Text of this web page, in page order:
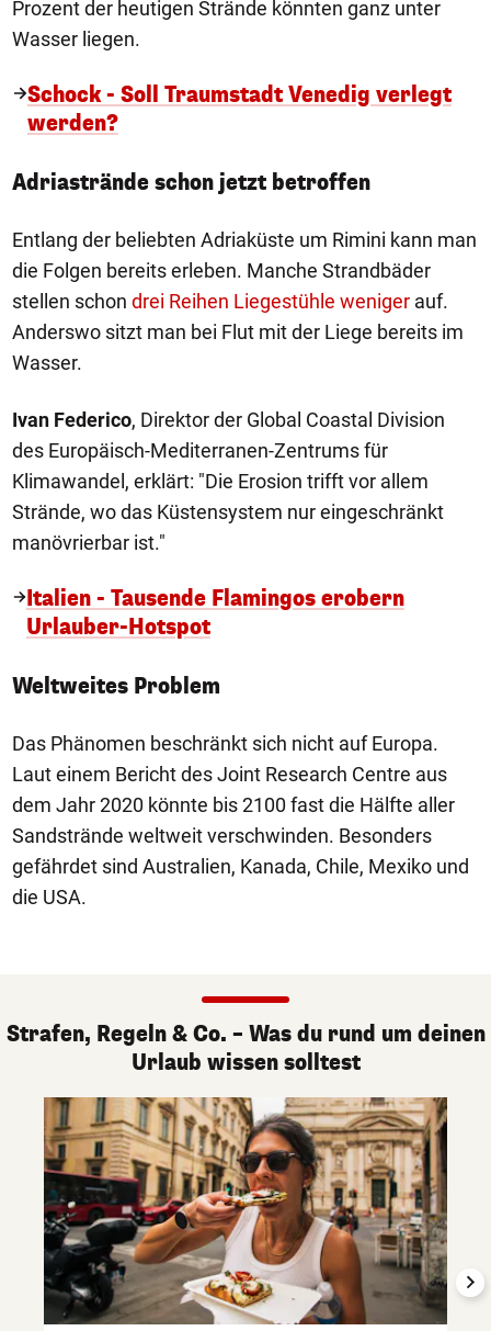
Prozent der heutigen Strände könnten ganz unter
Wasser liegen.
Schock - Soll Traumstadt Venedig verlegt
werden?
Adriastrände schon jetzt betroffen
Entlang der beliebten Adriaküste um Rimini kann man
die Folgen bereits erleben. Manche Strandbäder
stellen schon drei Reihen Liegestühle weniger auf.
Anderswo sitzt man bei Flut mit der Liege bereits im
Wasser.
Ivan Federico, Direktor der Global Coastal Division
des Europäisch-Mediterranen-Zentrums für
Klimawandel, erklärt: "Die Erosion trifft vor allem
Strände, wo das Küstensystem nur eingeschränkt
manövrierbar ist."
Italien - Tausende Flamingos erobern
Urlauber-Hotspot
Weltweites Problem
Das Phänomen beschränkt sich nicht auf Europa.
Laut einem Bericht des Joint Research Centre aus
dem Jahr 2020 könnte bis 2100 fast die Hälfte aller
Sandstrände weltweit verschwinden. Besonders
gefährdet sind Australien, Kanada, Chile, Mexiko und
die USA.
Strafen, Regeln & Co. – Was du rund um deinen
Urlaub wissen solltest